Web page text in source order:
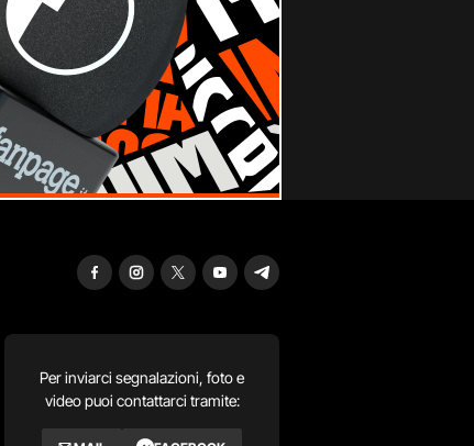
Per inviarci segnalazioni, foto e
video puoi contattarci tramite: